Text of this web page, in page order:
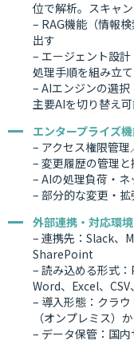
位で解析。スキャ
– RAG機能（情報
出す
– エージェント設
処理手順を組み立
– AIエンジンの選
主要AIを切り替え
エンタープライズ
– アクセス権限管
– 変更履歴の管理
– AIの処理負荷・
– 部分的な変更・
外部連携・対応環境
– 連携先：Slack、
SharePoint
– 読み込める形式
Word、Excel、
– 導入形態：クラ
（オンプレミス）
– データ保管：国